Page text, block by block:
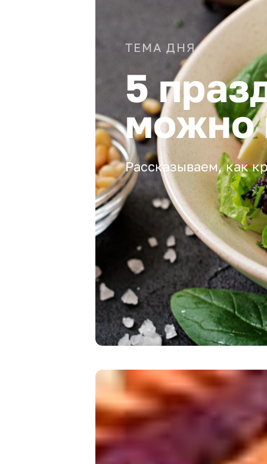
ТЕМА ДНЯ
5
можно
Рассказываем, как